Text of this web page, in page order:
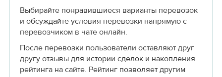
Выбирайте понравившиеся варианты перевозок
и обсуждайте условия перевозки напрямую с
перевозчиком в чате онлайн.
После перевозки пользователи оставляют друг
другу отзывы для истории сделок и накопления
рейтинга на сайте. Рейтинг позволяет другим